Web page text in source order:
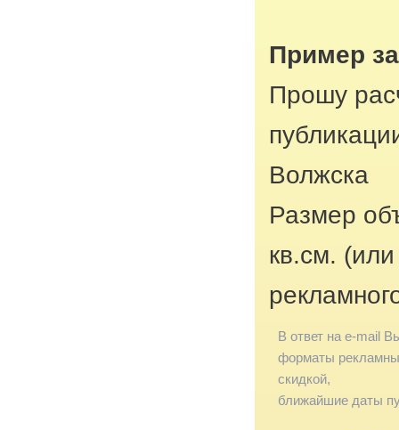
Пример
Прошу
Волжска
Размер
кв.см.
В ответ на e-mail
форматы
скидкой,
ближайшие даты